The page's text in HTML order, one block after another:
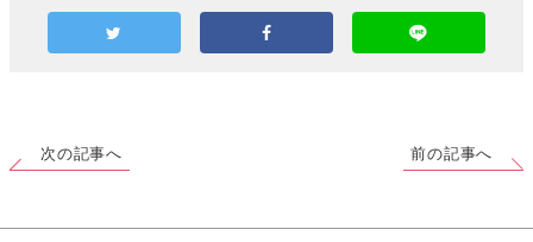
次の記事へ 前の記事へ